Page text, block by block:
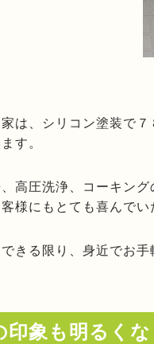
は、シリコン塗装で
す。
高圧洗浄、コーキン
様にもとても喜んでい
きる限り、身近でお手
印象も明るく